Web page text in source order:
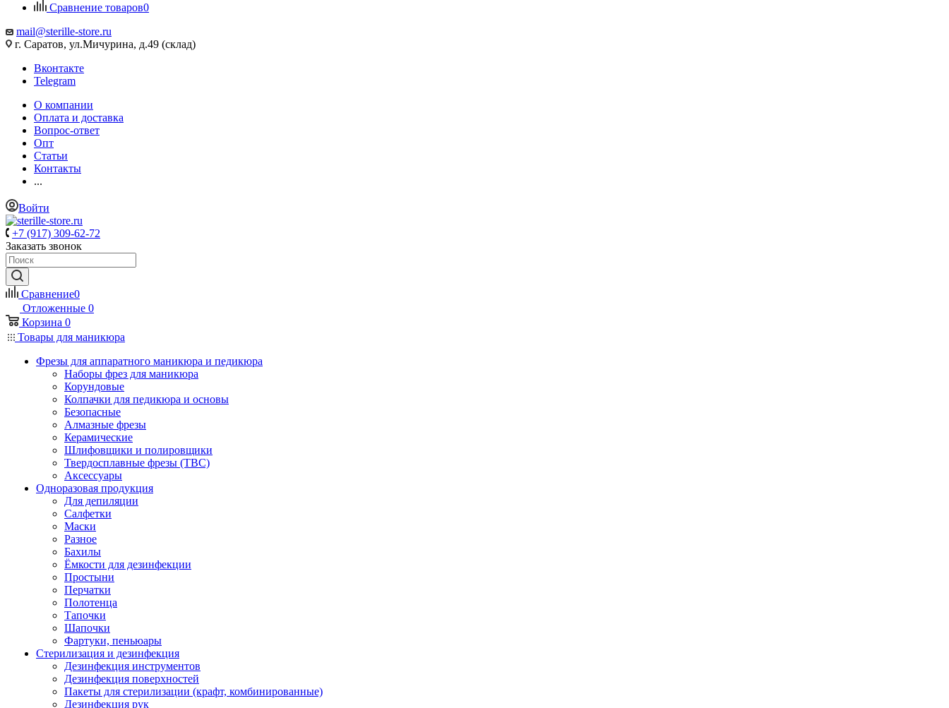
Сравнение товаров0
mail@sterille-store.ru
г. Саратов, ул.Мичурина, д.49 (склад)
Вконтакте
Telegram
О компании
Оплата и доставка
Вопрос-ответ
Опт
Статьи
Контакты
...
Войти
+7 (917) 309-62-72
Заказать звонок
Сравнение0
Отложенные 0
Корзина 0
Товары для маникюра
Фрезы для аппаратного маникюра и педикюра
Наборы фрез для маникюра
Корундовые
Колпачки для педикюра и основы
Безопасные
Алмазные фрезы
Керамические
Шлифовщики и полировщики
Твердосплавные фрезы (ТВС)
Аксессуары
Одноразовая продукция
Для депиляции
Салфетки
Маски
Разное
Бахилы
Ёмкости для дезинфекции
Простыни
Перчатки
Полотенца
Тапочки
Шапочки
Фартуки, пеньюары
Стерилизация и дезинфекция
Дезинфекция инструментов
Дезинфекция поверхностей
Пакеты для стерилизации (крафт, комбинированные)
Дезинфекция рук